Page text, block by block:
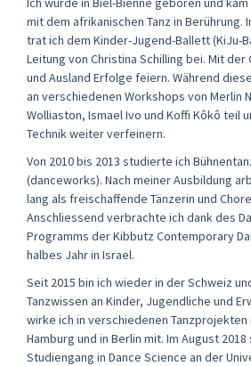
mit dem afrikanischen Tanz in Berührung.
trat ich dem Kinder-Jugend-Ballett (KiJu-
Leitung von Christina Schilling bei. Mit der
und Ausland Erfolge feiern. Während
an verschiedenen Workshops von Merlin
Wolliaston, Ismael Ivo und Koffi Kôkô teil
Technik weiter verfeinern.
Von 2010 bis 2013 studierte ich
(danceworks). Nach meiner Ausbildung
lang als freischaffende Tänzerin und
Anschliessend verbrachte ich dank des
Programms der Kibbutz Contemporary
halbes Jahr in Israel.
Seit 2015 bin ich wieder in der Schweiz
Tanzwissen an Kinder, Jugendliche und
wirke ich in verschiedenen Tanzprojekten
Hamburg und in Berlin mit. Im August
Studiengang in Dance Science an der